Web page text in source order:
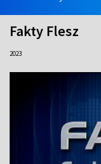
Fakty Flesz
2023